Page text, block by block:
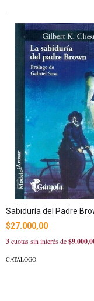
Sabiduría del Padre
$27.000,00
3cuotas sin interés de
CATÁLOGO